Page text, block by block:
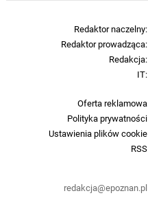
Oferta reklamowa
Polityka prywatności
Ustawienia plików cookie
RSS
redakcja@epoznan.pl
Redaktor naczelny:
Redaktor prowadząca:
Redakcja:
IT: